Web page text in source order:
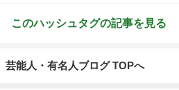
このハッシュタグの記事を見る
芸能人・有名人ブログ TOPへ